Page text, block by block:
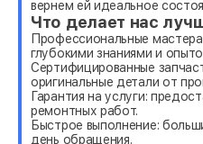
вернем ей идеальное
Что делает нас
Профессиональные
глубокими знаниями и
Сертифицированные
оригинальные детали от
Гарантия на услуги:
ремонтных работ.
Быстрое выполнение:
день обращения.